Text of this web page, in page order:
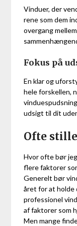
Vinduer, der
rene som dem
overgang
Fokus på
En klar og
hele forskellen,
udsigt til dit
Ofte
Hvor ofte bør
flere faktorer
Generelt bør
året for at holde
professionel
af faktorer som
Men mange